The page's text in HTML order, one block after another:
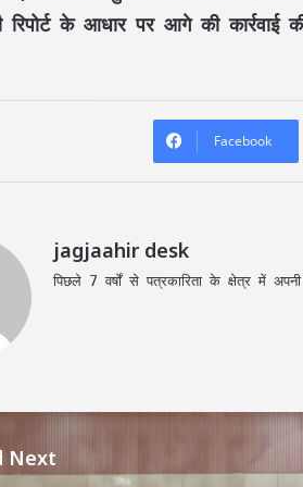
के आधार पर आगे की कार्रवाई
Facebook
jagjaahir desk
पिछले 7 वर्षों से पत्रकारिता के क्षेत्र में
Next